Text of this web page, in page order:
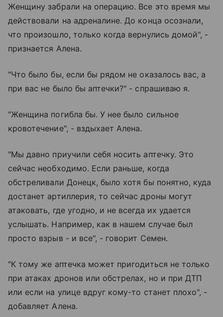
Женщину забрали на операцию. Все это время мы
действовали на адреналине. До конца осознали,
что произошло, только когда вернулись домой", -
признается Алена.
"Что было бы, если бы рядом не оказалось вас, а
при вас не было бы аптечки?" - спрашиваю я.
"Женщина погибла бы. У нее было сильное
кровотечение", - вздыхает Алена.
"Мы давно приучили себя носить аптечку. Это
сейчас необходимо. Если раньше, когда
обстреливали Донецк, было хотя бы понятно, куда
достанет артиллерия, то сейчас дроны могут
атаковать, где угодно, и не всегда их удается
услышать. Например, как в нашем случае был
просто взрыв - и все", - говорит Семен.
"К тому же аптечка может пригодиться не только
при атаках дронов или обстрелах, но и при ДТП
или если на улице вдруг кому-то станет плохо", -
добавляет Алена.